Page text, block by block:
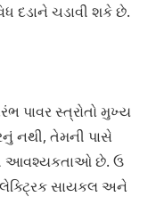
દડાને ચડાવી શકે છે.
પાવર સ્ત્રોતો મુખ્ય
નથી, તેમની પાસે
આવશ્યકતાઓ છે. ઉ
સાયકલ અને